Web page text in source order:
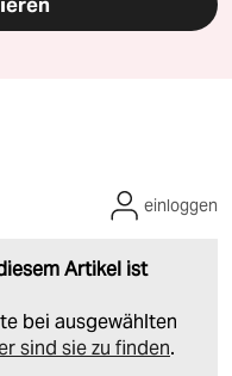
Artikel ist
bei ausgewählten
sind sie zu finden.
einloggen